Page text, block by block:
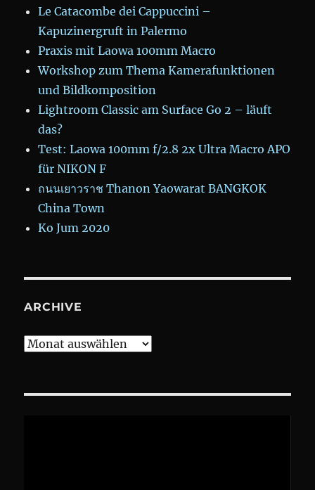
Le Catacombe dei Cappuccini –
Kapuzinergruft in Palermo
Praxis mit Laowa 100mm Macro
Workshop zum Thema Kamerafunktionen
und Bildkomposition
Lightroom Classic am Surface Go 2 – läuft
das?
Test: Laowa 100mm f/2.8 2x Ultra Macro APO
für NIKON F
ถนนเยาวราช Thanon Yaowarat BANGKOK
China Town
Ko Jum 2020
ARCHIVE
Archive